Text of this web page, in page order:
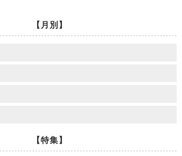
【月別】
【特集】